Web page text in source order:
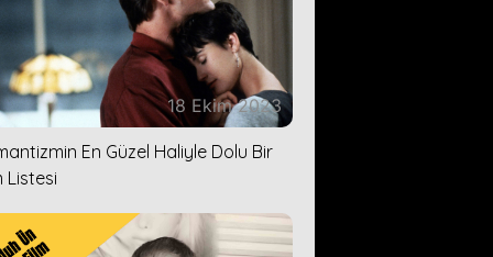
18 Ekim 2023
En Güzel Haliyle Dolu Bir
Listesi